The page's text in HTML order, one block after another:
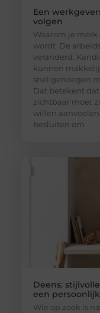
Een
volgen
Waarom je
wordt De
veranderd.
kunnen
snel genoegen
Dat betekent
zichtbaar moet
willen aanvoelen
besluiten om
Deens:
een
Wie op zoek is